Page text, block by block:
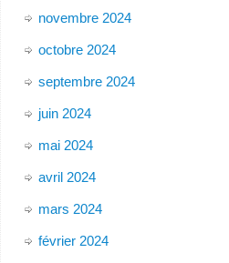
novembre 2024
octobre 2024
septembre 2024
juin 2024
mai 2024
avril 2024
mars 2024
février 2024